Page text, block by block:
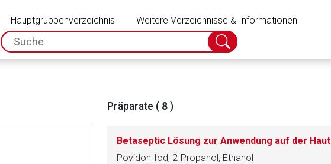
Hauptgruppenverzeichnis
Weitere Verzeichnisse & Informationen
spc.search.input.placeholder
Suche
abschicken
Präparate ( 8 )
Betaseptic Lösung zur Anwendung auf der Haut
Povidon-Iod, 2-Propanol, Ethanol